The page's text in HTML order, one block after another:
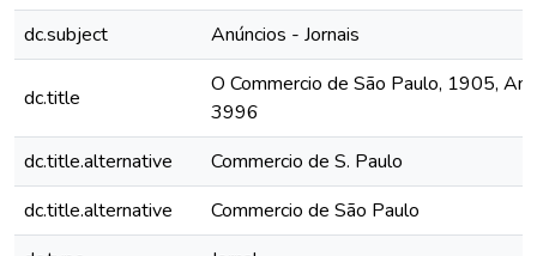
dc.subject
Anúncios - Jornais
dc.title
O Commercio de São Paulo, 1905,
3996
dc.title.alternative
Commercio de S. Paulo
dc.title.alternative
Commercio de São Paulo